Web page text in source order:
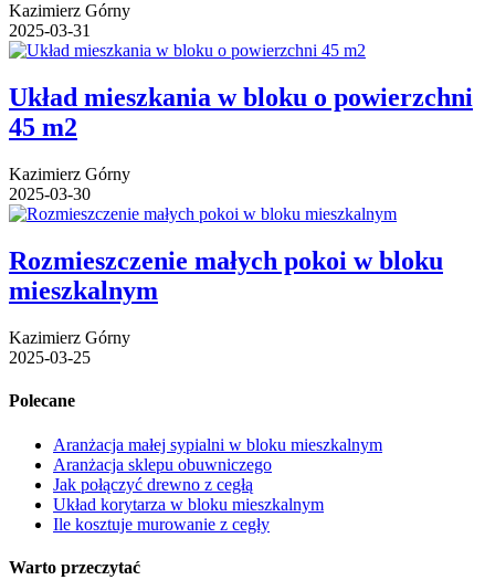
Kazimierz Górny
2025-03-31
Układ mieszkania w bloku o powierzchni
45 m2
Kazimierz Górny
2025-03-30
Rozmieszczenie małych pokoi w bloku
mieszkalnym
Kazimierz Górny
2025-03-25
Polecane
Aranżacja małej sypialni w bloku mieszkalnym
Aranżacja sklepu obuwniczego
Jak połączyć drewno z cegłą
Układ korytarza w bloku mieszkalnym
Ile kosztuje murowanie z cegły
Warto przeczytać